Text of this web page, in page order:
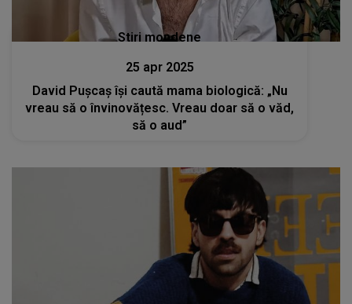
Stiri mondene
25 apr 2025
David Pușcaș își caută mama biologică: „Nu
vreau să o învinovățesc. Vreau doar să o văd,
să o aud”